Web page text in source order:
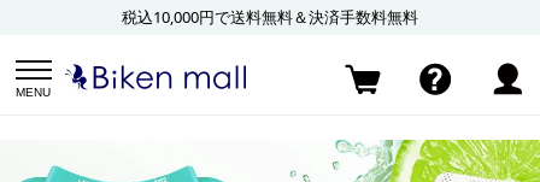
税込10,000円で送料無料＆決済手数料無料
MENU